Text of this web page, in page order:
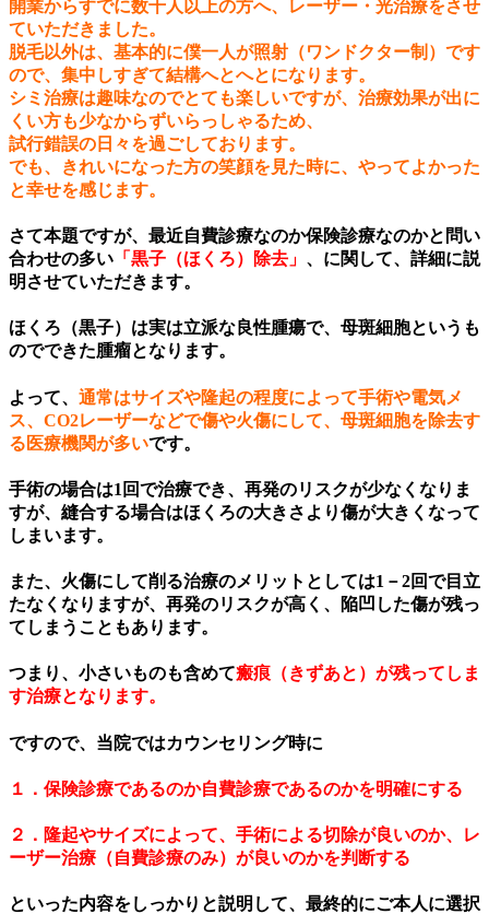
開業からすでに数千人以上の方へ、レーザー・光治療をさせ
ていただきました。
脱毛以外は、基本的に僕一人が照射（ワンドクター制）です
ので、集中しすぎて結構へとへとになります。
シミ治療は趣味なのでとても楽しいですが、治療効果が出に
くい方も少なからずいらっしゃるため、
試行錯誤の日々を過ごしております。
でも、きれいになった方の笑顔を見た時に、やってよかった
と幸せを感じます。
さて本題ですが、最近自費診療なのか保険診療なのかと問い
合わせの多い 「黒子（ほくろ）除去」 、に関して、詳細に説
明させていただきます。
ほくろ（黒子）は実は立派な良性腫瘍で、母斑細胞というも
のでできた腫瘤となります。
よって、 通常はサイズや隆起の程度によって手術や電気メ
ス、CO2レーザーなどで傷や火傷にして、 母斑細胞を除去す
る医療機関が多いです。
手術の場合は1回で治療でき、再発のリスクが少なくなりま
すが、縫合する場合はほくろの大きさより傷が大きくなって
しまいます。
また、火傷にして削る治療のメリットとしては1－2回で目立
たなくなりますが、再発のリスクが高く、陥凹した傷が残っ
てしまうこともあります。
つまり、小さいものも含めて瘢痕（きずあと）が残ってしま
す治療となります。
ですので、当院ではカウンセリング時に
１．保険診療であるのか自費診療であるのかを明確にする
２．隆起やサイズによって、手術による切除が良いのか、レ
ーザー治療（自費診療のみ）が良いのかを判断する
といった内容をしっかりと説明して、最終的にご本人に選択